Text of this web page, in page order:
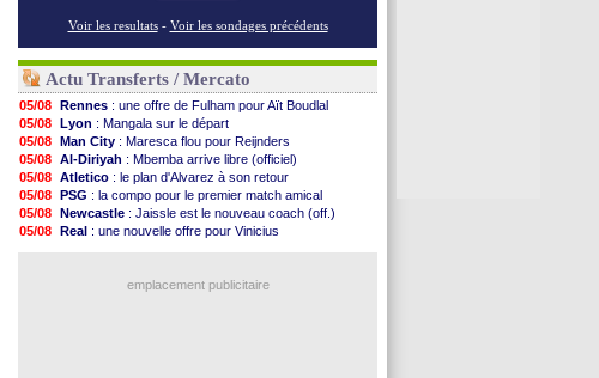
Voir les resultats - Voir les sondages précédents
Actu Transferts / Mercato
05/08 Rennes : une offre de Fulham pour Aït Boudlal
05/08 Lyon : Mangala sur le départ
05/08 Man City : Maresca flou pour Reijnders
05/08 Al-Diriyah : Mbemba arrive libre (officiel)
05/08 Atletico : le plan d'Alvarez à son retour
05/08 PSG : la compo pour le premier match amical
05/08 Newcastle : Jaissle est le nouveau coach (off.)
05/08 Real : une nouvelle offre pour Vinicius
: Diomandé arrive pour 140 M€ !
emplacement publicitaire